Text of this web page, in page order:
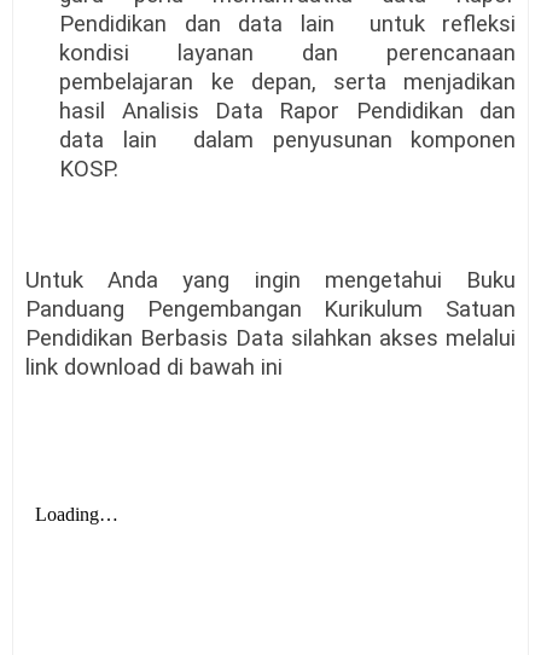
Pendidikan dan data lain
untuk refleksi
kondisi layanan dan perencanaan
pembelajaran ke depan, serta menjadikan
hasil Analisis Data Rapor Pendidikan dan
data lain
dalam penyusunan komponen
KOSP.
Untuk Anda yang ingin mengetahui Buku
Panduang Pengembangan Kurikulum Satuan
Pendidikan Berbasis Data silahkan akses melalui
link download di bawah ini